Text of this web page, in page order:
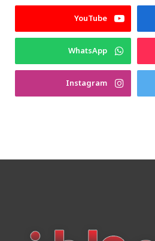
YouTube
WhatsApp
Instagram